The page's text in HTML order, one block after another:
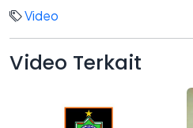
Video
Video Terkait